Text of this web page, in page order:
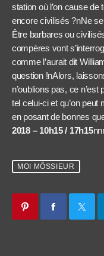
station où l’on cause
encore civilisés ?nNe
Être barbares ou
compères vont
comme l’aurait dit
question !nAlors,
n’oublions pas, ce
tel celui-ci et qu’on
en posant de bonnes
2018 – 10h15 / 17h15
MOI MÔSSIEUR